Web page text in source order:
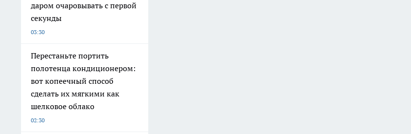
даром очаровывать с первой
секунды
03:30
Перестаньте портить
полотенца кондиционером:
вот копеечный способ
сделать их мягкими как
шелковое облако
02:30